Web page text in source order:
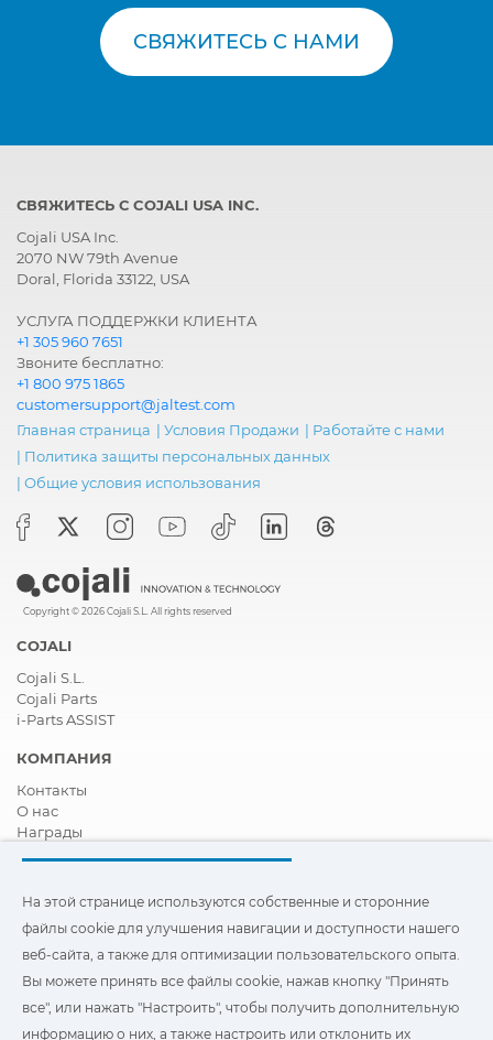
BODAS RC Series 20
компьютер
компьютер
СВЯЖИТЕСЬ С НАМИ
СВЯЖИТЕСЬ С COJALI USA INC.
Cojali USA Inc.
2070 NW 79th Avenue
Doral, Florida 33122, USA
УСЛУГА ПОДДЕРЖКИ КЛИЕНТА
+1 305 960 7651
Звоните бесплатно:
+1 800 975 1865
customersupport@jaltest.com
Главная страница | Условия Продажи | Работайте с нами
| Политика защиты персональных данных
| Общие условия использования
Copyright © 2026 Cojali S.L. All rights reserved
COJALI
Cojali S.L.
Cojali Parts
i-Parts ASSIST
КОМПАНИЯ
Контакты
О нас
Награды
Стать дистрибьютором
Видео
FAQ - ЧАСТО ЗАДАВАЕМЫЕ ВОПРОСЫ
Чтобы улучшить навигацию и доступ, а также
оптимизировать взаимодействие с пользователем, на этом
На этой странице используются собственные и сторонние
файлы cookie для улучшения навигации и доступности нашего
веб-сайта, а также для оптимизации пользовательского опыта.
Вы можете принять все файлы cookie, нажав кнопку "Принять
все", или нажать "Настроить", чтобы получить дополнительную
информацию о них, а также настроить или отклонить их